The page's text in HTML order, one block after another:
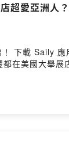
超愛亞洲人
前往 https://
在美國大舉